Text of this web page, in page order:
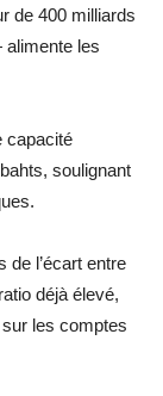
de 400 milliards
les
capacité
soulignant
de l’écart entre
déjà élevé,
les comptes